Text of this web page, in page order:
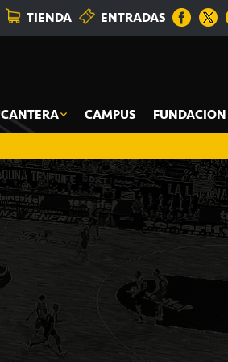
TIENDA ENTRADAS
CANTERA CAMPUS FUNDACION